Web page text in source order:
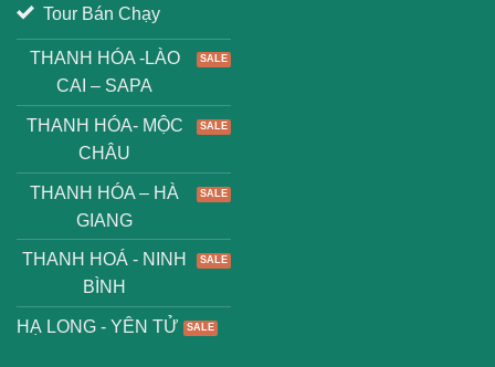
Tour Bán Chạy
THANH HÓA -LÀO
CAI – SAPA
THANH HÓA- MỘC
CHÂU
THANH HÓA – HÀ
GIANG
THANH HOÁ - NINH
BÌNH
HẠ LONG - YÊN TỬ